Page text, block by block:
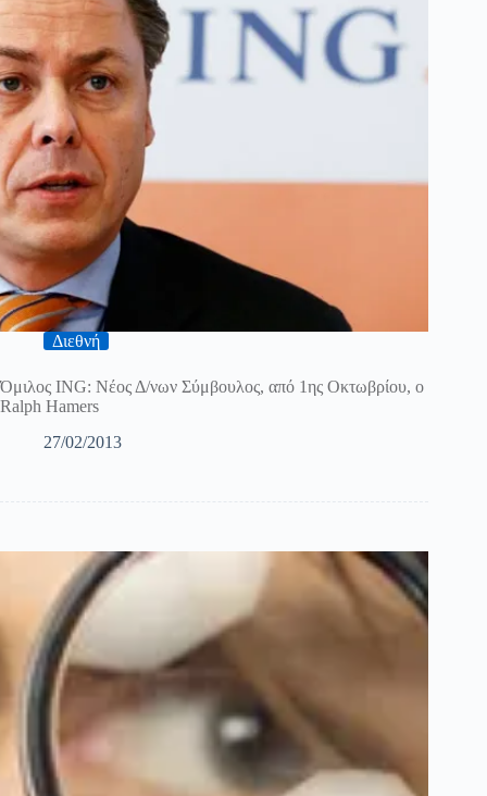
Διεθνή
Όμιλος ING: Νέος Δ/νων Σύμβουλος, από 1ης Οκτωβρίου, ο
Ralph Hamers
27/02/2013